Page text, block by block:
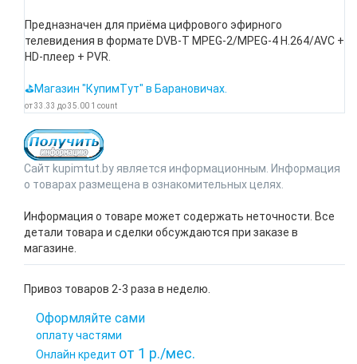
Предназначен для приёма цифрового эфирного
телевидения в формате DVB-T MPEG-2/MPEG-4 H.264/AVC +
HD-плеер + PVR.
⛳Магазин "КупимТут" в Барановичах.
от33.33 до35.00 1 count
Сайт kupimtut.by является информационным. Информация
о товарах размещена в ознакомительных целях.
Информация о товаре может содержать неточности. Все
детали товара и сделки обсуждаются при заказе в
магазине.
Привоз товаров 2-3 раза в неделю.
Оформляйте сами
оплату частями
Онлайн кредит от 1 р./мес.